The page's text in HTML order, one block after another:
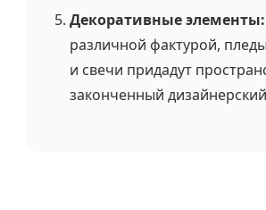
Декоративные элементы:
различной фактурой,
и свечи придадут
законченный